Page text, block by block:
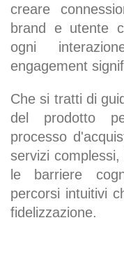
creare
brand e utente
ogni
engagement
Che si tratti di
del prodotto
processo
servizi
le barriere
percorsi intuitivi
fidelizzazione.